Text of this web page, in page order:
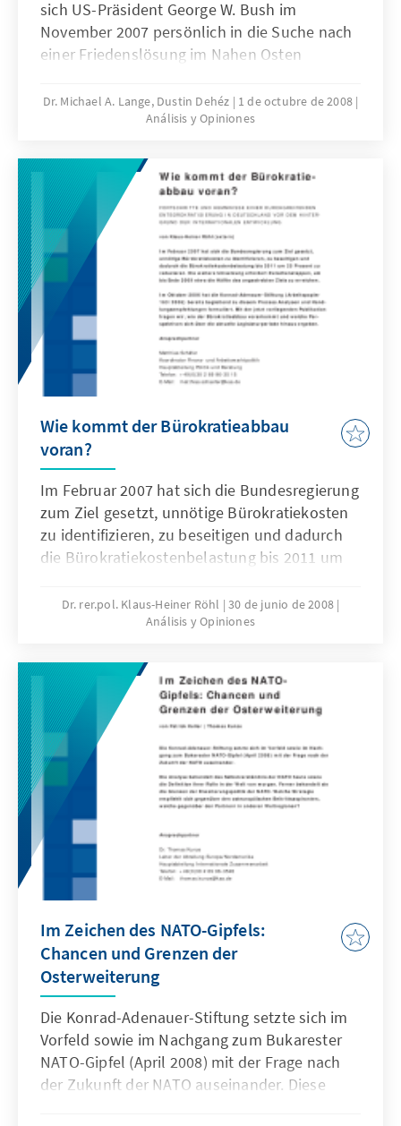
sich US-Präsident George W. Bush im
November 2007 persönlich in die Suche nach
einer Friedenslösung im Nahen Osten
Erfahrungen des Vorgängers Bill Clinton,
ebenfalls gegen Ende der Amtszeit, lud Bush
besuchte anschließend zum ersten Mal Israel
und die palästinensischen Gebiete. Welche
politischen Entwicklungen einen Erfolg des
Annapolis-Prozesses begünstigen und welche
Umstände diesen Prozess auch weiterhin
belasten, erörtert das vorliegende Papier
ebenso wie die Frage nach den Grundzügen
einer möglichen Friedensvereinbarung und
der möglichen Rolle Europas bzw.
Deutschlands in diesem Prozess.
Dr. Michael A. Lange, Dustin Dehéz
1 de octubre de 2008
Análisis y Opiniones
Wie kommt der Bürokratieabbau
voran?
Im Februar 2007 hat sich die Bundesregierung
zum Ziel gesetzt, unnötige Bürokratiekosten
zu identifizieren, zu beseitigen und dadurch
die Bürokratiekostenbelastung bis 2011 um
Umsetzung erfordert Zwischenetappen, um
bis Ende 2009 etwa die Hälfte des
vorliegende Online-Publikation beschreibt,
wie der Bürokratieabbau vorankommt und
welche Perspektiven sich über die aktuelle
Legislaturperiode hinaus ergeben.
Dr. rer.pol. Klaus-Heiner Röhl
30 de junio de 2008
Análisis y Opiniones
Im Zeichen des NATO-Gipfels:
Chancen und Grenzen der
Osterweiterung
Die Konrad-Adenauer-Stiftung setzte sich im
Vorfeld sowie im Nachgang zum Bukarester
NATO-Gipfel (April 2008) mit der Frage nach
der Zukunft der NATO auseinander. Diese